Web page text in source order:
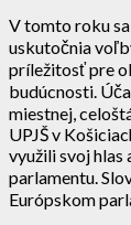
V tomto roku sa
uskutočnia
príležitosť pre
budúcnosti.
miestnej,
UPJŠ v
využili svoj hlas
parlamentu.
Európskom